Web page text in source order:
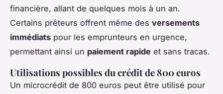
financière, allant de quelques mois à un an.
Certains prêteurs offrent même des versements
immédiats pour les emprunteurs en urgence,
permettant ainsi un paiement rapide et sans tracas.
Utilisations possibles du crédit de 800 euros
Un microcrédit de 800 euros peut être utilisé pour